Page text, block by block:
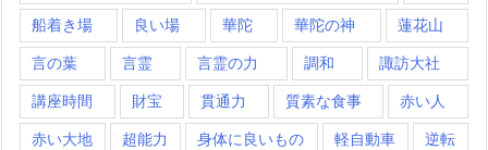
船着き場 良い場 華陀 華陀の神 蓮花山
言の葉 言霊 言霊の力 調和 諏訪大社
講座時間 財宝 貫通力 質素な食事 赤い人
赤い大地 超能力 身体に良いもの 軽自動車 逆転